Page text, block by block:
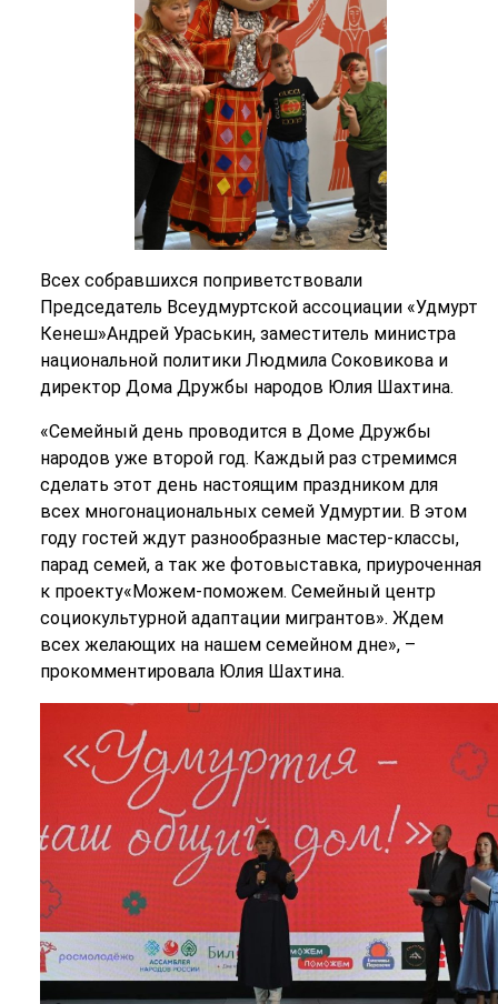
Всех собравшихся поприветствовали
Председатель Всеудмуртской ассоциации «Удмурт
Кенеш»Андрей Ураськин, заместитель министра
национальной политики Людмила Соковикова и
директор Дома Дружбы народов Юлия Шахтина.
«Семейный день проводится в Доме Дружбы
народов уже второй год. Каждый раз стремимся
сделать этот день настоящим праздником для
всех многонациональных семей Удмуртии. В этом
году гостей ждут разнообразные мастер-классы,
парад семей, а так же фотовыставка, приуроченная
к проекту«Можем-поможем. Семейный центр
социокультурной адаптации мигрантов». Ждем
всех желающих на нашем семейном дне», –
прокомментировала Юлия Шахтина.